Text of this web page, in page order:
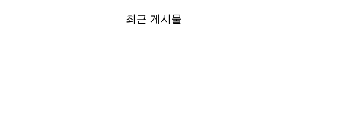
최근 게시물